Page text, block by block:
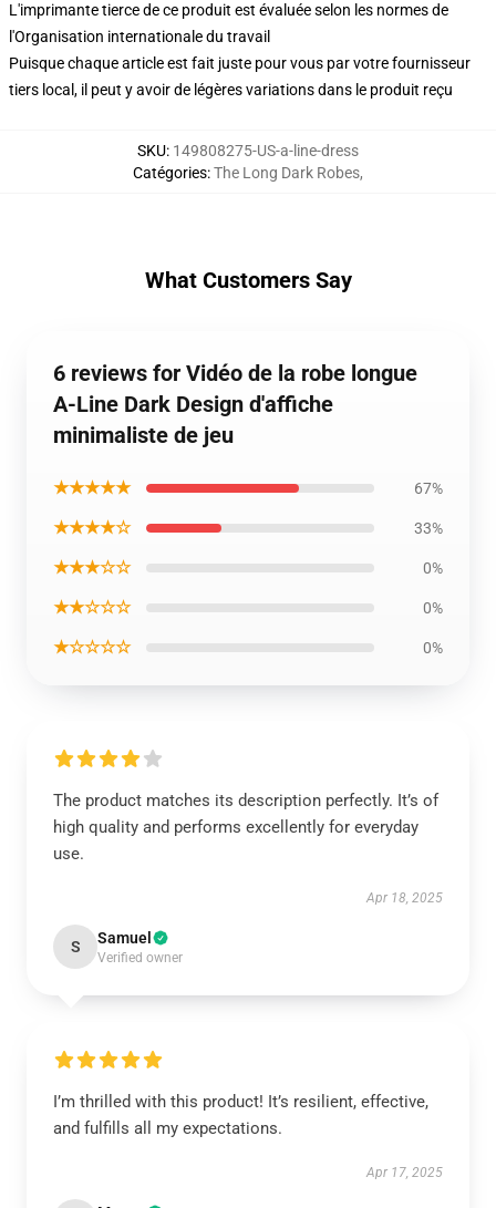
L'imprimante tierce de ce produit est évaluée selon les normes de
l'Organisation internationale du travail
Puisque chaque article est fait juste pour vous par votre fournisseur
tiers local, il peut y avoir de légères variations dans le produit reçu
SKU: 149808275-US-a-line-dress
Catégories:The Long Dark Robes,
What Customers Say
6 reviews for Vidéo de la robe longue
A-Line Dark Design d'affiche
minimaliste de jeu
★★★★★ 67%
★★★★☆ 33%
★★★☆☆ 0%
★★☆☆☆ 0%
★☆☆☆☆ 0%
The product matches its description perfectly. It’s of
high quality and performs excellently for everyday
use.
Apr 18, 2025
S Samuel
Verified owner
I’m thrilled with this product! It’s resilient, effective,
and fulfills all my expectations.
Apr 17, 2025